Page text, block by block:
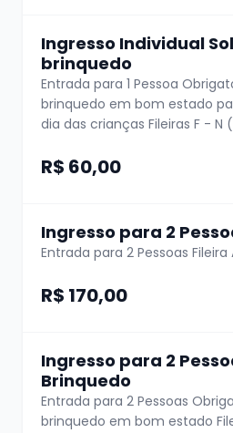
Grandes artistas nos
Ingresso Individual
brinquedo
Entrada para 1 Pessoa
brinquedo em bom estado
dia das crianças Fileiras F - N
R$ 60,00
Ingresso para 2
Entrada para 2 Pessoas Fileira
R$ 170,00
Ingresso para 2
Brinquedo
Entrada para 2 Pessoas
brinquedo em bom estado